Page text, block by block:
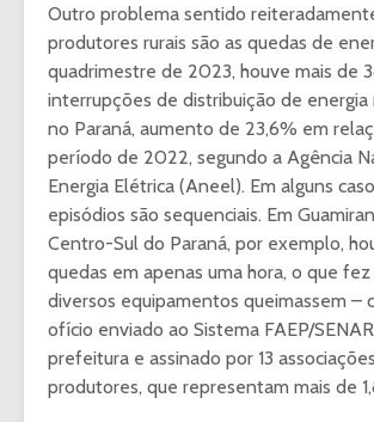
Outro problema sentido
produtores rurais são as quedas de
quadrimestre de 2023, houve mais de
interrupções de distribuição de energia
no Paraná, aumento de 23,6% em
período de 2022, segundo a Agência
Energia Elétrica (Aneel). Em alguns
episódios são sequenciais. Em
Centro-Sul do Paraná, por exemplo,
quedas em apenas uma hora, o que
diversos equipamentos queimassem –
ofício enviado ao Sistema FAEP/
prefeitura e assinado por 13
produtores, que representam mais de